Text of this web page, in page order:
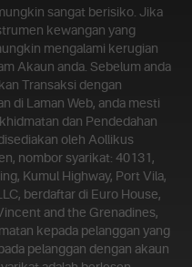
ia tidak
strategi yang penting
ia mungkin satu
anda dengan
dengan platform
mempunyai pilihan untuk
prinsip ini.
sangat berisiko. Jika
kewangan yang
mengalami kerugian
Akaun anda. Sebelum anda
Transaksi dengan
di Laman Web, anda mesti
dan Pendedahan
oleh Aollikus
nombor syarikat: 40131,
Kumul Highway, Port Vila,
berdaftar di Euro House,
and the Grenadines,
kepada pelanggan yang
pelanggan dengan akaun